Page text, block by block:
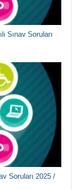
Sınav Soruları
Soruları 2025 /